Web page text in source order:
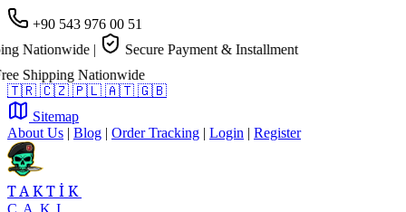
+90 543 976 00 51
Nationwide |
Secure Payment & Installment
Shipping Nationwide
🇹🇷 🇨🇿 🇵🇱 🇦🇹 🇬🇧
Sitemap
About Us | Blog | Order Tracking | Login | Register
TAKTİK
ÇAKI